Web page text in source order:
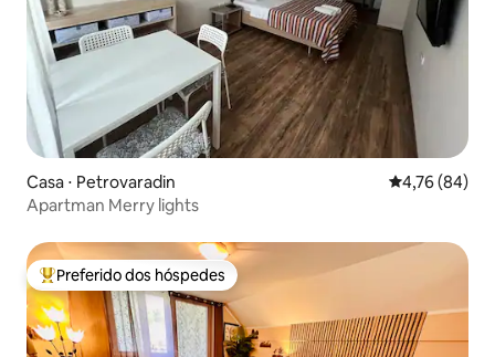
Casa ⋅ Petrovaradin 4,76 de uma
4,76 (84)
Apartman Merry lights
Entre os melhores preferidos dos hóspedes
Preferido dos hóspedes